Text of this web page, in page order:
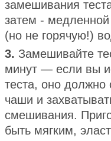
замешивания
затем -
(но не горячую!)
3. Замешивайте
минут — если вы
теста, оно должно
чаши и
смешивания.
быть мягким,